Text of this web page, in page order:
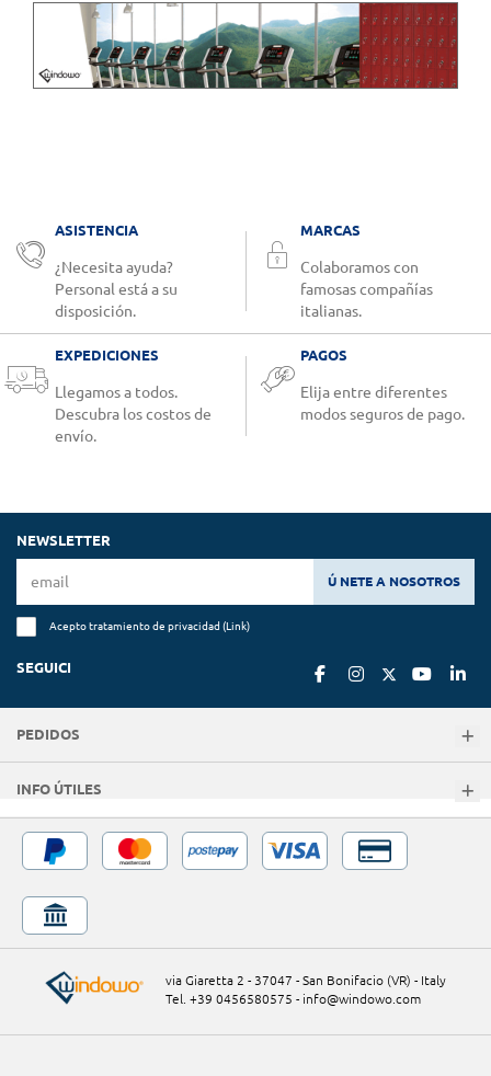
ASISTENCIA
¿Necesita ayuda?
Personal está a su
disposición.
MARCAS
Colaboramos con
famosas compañías
italianas.
EXPEDICIONES
Llegamos a todos.
Descubra los costos de
envío.
PAGOS
Elija entre diferentes
modos seguros de pago.
NEWSLETTER
Ú NETE A NOSOTROS
Acepto tratamiento de privacidad (Link)
SEGUICI
PEDIDOS
INFO ÚTILES
via Giaretta 2 - 37047 - San Bonifacio (VR) - Italy
Tel. +39 0456580575 - info@windowo.com